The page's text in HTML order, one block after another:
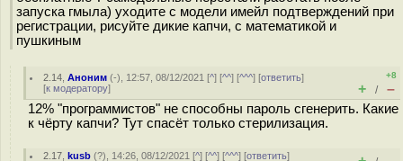
запуска гмыла) уходите с модели имейл подтверждений при
регистрации, рисуйте дикие капчи, с математикой и
пушкиным
2.14 ,Аноним (-), 12:57, 08/12/2021 [^] [^^] [^^^] [ответить]
[к модератору]
+8
+ / –
12% "программистов" не способны пароль сгенерить. Какие
к чёрту капчи? Тут спасёт только стерилизация.
2.17 ,kusb (?), 14:26, 08/12/2021 [^] [^^] [^^^] [ответить]